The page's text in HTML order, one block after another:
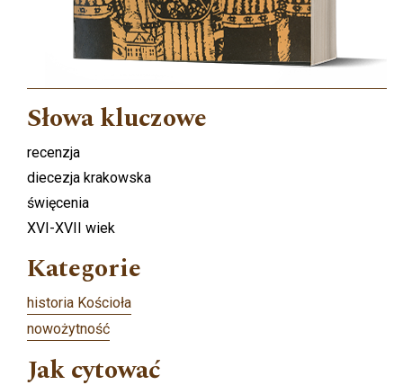
Słowa kluczowe
recenzja
diecezja krakowska
święcenia
XVI-XVII wiek
Kategorie
historia Kościoła
nowożytność
Jak cytować